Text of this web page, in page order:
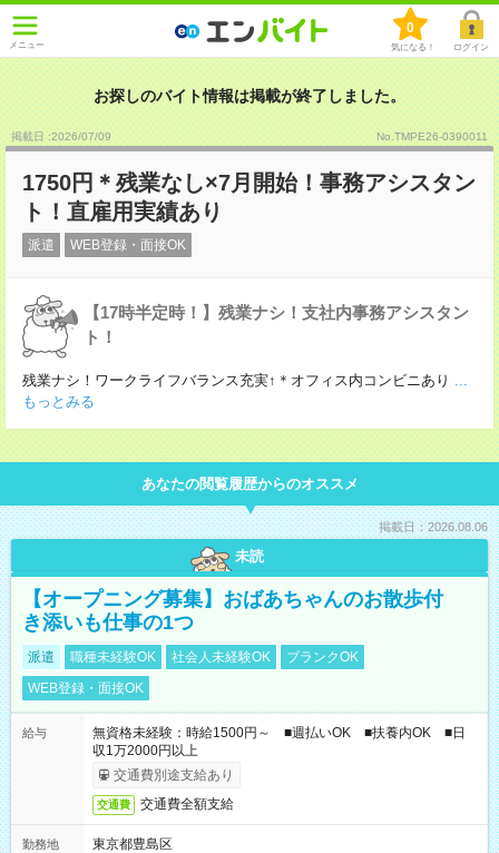
メニュー
0
気になる！ ログイン
お探しのバイト情報は掲載が終了しました。
掲載日 :2026/07/09 No.TMPE26-0390011
1750円＊残業なし×7月開始！事務アシスタン
ト！直雇用実績あり
派遣 WEB登録・面接OK
【17時半定時！】残業ナシ！支社内事務アシスタン
ト！
残業ナシ！ワークライフバランス充実↑＊オフィス内コンビニあり ...
もっとみる
あなたの閲覧履歴からのオススメ
掲載日：2026.08.06
未読
【オープニング募集】おばあちゃんのお散歩付
き添いも仕事の1つ
派遣 職種未経験OK 社会人未経験OK
ブランクOK
WEB登録・面接OK
給与
無資格未経験：時給1500円～ ■週払いOK ■扶養内OK ■日
収1万2000円以上
交通費別途支給あり
交通費 交通費全額支給
勤務地
東京都豊島区